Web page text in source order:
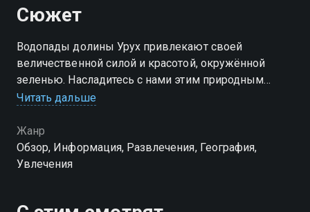
Сюжет
Водопады долины Урух привлекают своей
величественной силой и красотой, окружённой
зеленью. Насладитесь с нами этим природным
чудом!
Читать дальше
Жанр
Обзор, Информация, Развлечения, География,
Увлечения